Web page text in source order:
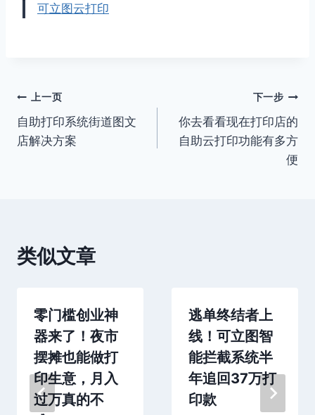
可立图云打印
文
章
上一页
自助打印系统街道图文
店解决方案
下一步
你去看看现在打印店的
自助云打印功能有多方
便
类似文章
零门槛创业神
器来了！夜市
摆摊也能做打
印生意，月入
过万真的不
逃单终结者上
线！可立图智
能拦截系统半
年追回37万打
印款